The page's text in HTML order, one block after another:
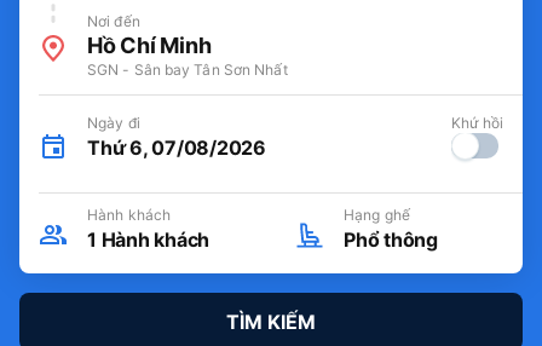
Nơi đến
Hồ Chí Minh
SGN - Sân bay Tân Sơn Nhất
Ngày đi
Thứ 6, 07/08/2026
Khứ hồi
Hành khách
1 Hành khách
Hạng ghế
Phổ thông
TÌM KIẾM